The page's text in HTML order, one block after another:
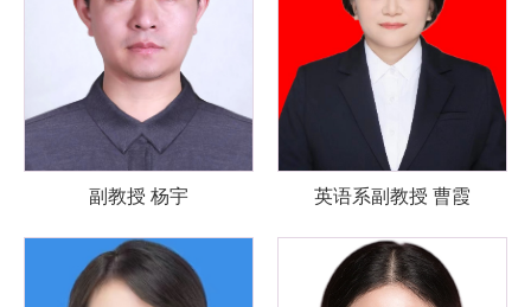
副教授 杨宇 英语系副教授 曹霞